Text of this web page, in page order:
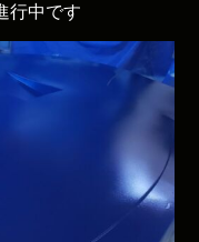
行中です